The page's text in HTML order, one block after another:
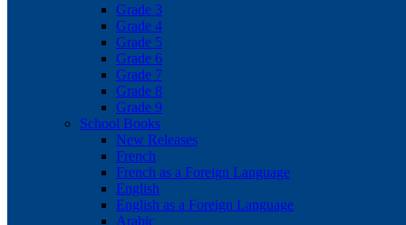
Grade 3
Grade 4
Grade 5
Grade 6
Grade 7
Grade 8
Grade 9
School Books
New Releases
French
French as a Foreign Language
English
English as a Foreign Language
Arabic